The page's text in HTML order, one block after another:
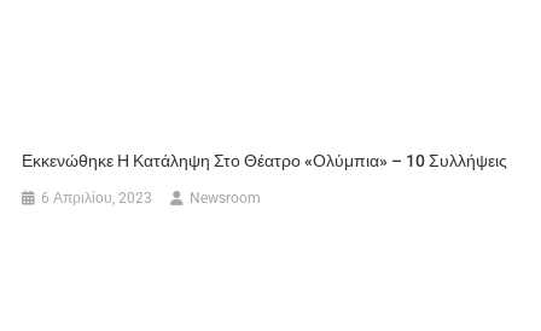
Εκκενώθηκε Η Κατάληψη Στο Θέατρο «Ολύμπια» – 10 Συλλήψεις
6 Απριλίου, 2023 Newsroom